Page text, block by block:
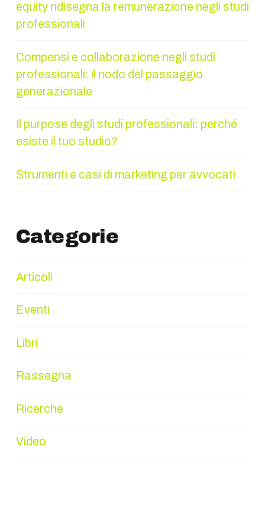
equity ridisegna la remunerazione negli studi
professionali
Compensi e collaborazione negli studi
professionali: il nodo del passaggio
generazionale
Il purpose degli studi professionali: perché
esiste il tuo studio?
Strumenti e casi di marketing per avvocati
Categorie
Articoli
Eventi
Libri
Rassegna
Ricerche
Video